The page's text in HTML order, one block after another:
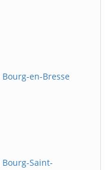
en-Bresse
Saint-